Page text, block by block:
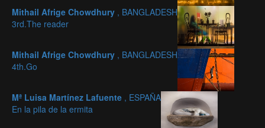
Mithail Afrige Chowdhury , BANGLADESH
3rd.The reader
Mithail Afrige Chowdhury , BANGLADESH
4th.Go
Mª Luisa Martínez Lafuente , ESPAÑA
En la pila de la ermita